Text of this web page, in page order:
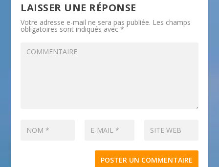
LAISSER UNE RÉPONSE
Votre adresse e-mail ne sera pas publiée. Les champs
obligatoires sont indiqués avec*